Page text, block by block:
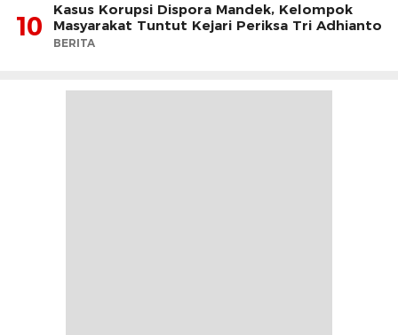
10
Kasus Korupsi Dispora Mandek, Kelompok
Masyarakat Tuntut Kejari Periksa Tri Adhianto
BERITA